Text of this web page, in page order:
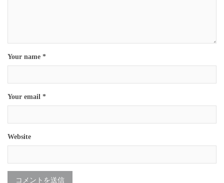
Your name *
Your email *
Website